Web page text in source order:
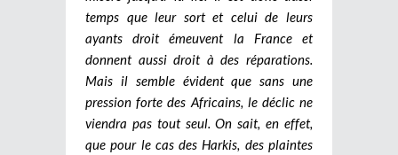
temps que leur sort et celui de leurs
ayants droit émeuvent la France et
donnent aussi droit à des réparations.
Mais il semble évident que sans une
pression forte des Africains, le déclic ne
viendra pas tout seul. On sait, en effet,
que pour le cas des Harkis, des plaintes